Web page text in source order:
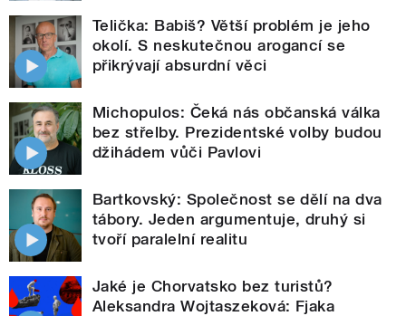
Telička: Babiš? Větší problém je jeho
okolí. S neskutečnou arogancí se
přikrývají absurdní věci
Michopulos: Čeká nás občanská válka
bez střelby. Prezidentské volby budou
džihádem vůči Pavlovi
Bartkovský: Společnost se dělí na dva
tábory. Jeden argumentuje, druhý si
tvoří paralelní realitu
Jaké je Chorvatsko bez turistů?
Aleksandra Wojtaszeková: Fjaka